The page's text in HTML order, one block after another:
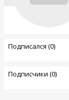
Подписался (0)
Подписчики (0)